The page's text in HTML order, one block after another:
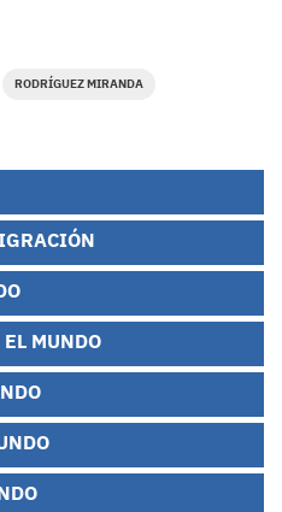
RODRÍGUEZ MIRANDA
MUNDO